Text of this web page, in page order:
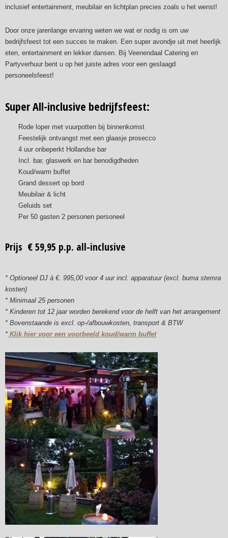
inclusief entertainment, meubilair en lichtplan precies zoals u het wenst!
Door onze jarenlange ervaring weten we wat er nodig is om uw
bedrijfsfeest tot een succes te maken. Een super avondje uit met heerlijk
eten, entertainment en lekker dansen. Bij Veenendaal Catering en
Partyverhuur bent u op het juiste adres voor een geslaagd
personeelsfeest!
Super All-inclusive bedrijfsfeest:
Rode loper met vuurpotten bij binnenkomst
Feestelijk ontvangst met een glaasje prosecco
4 uur onbeperkt Hollandse bar
Incl. bar, glaswerk en bar benodigdheden
Koud/warm buffet
Grand dessert op bord
Meubilair & licht
Geluids set
Per 50 gasten 2 personen personeel
Prijs € 59,95 p.p. all-inclusive
* Optioneel DJ à €. 995,00 voor 4 uur incl. apparatuur (excl. buma stemra
kosten)
* Minimaal 25 personen
* Kinderen tot 12 jaar worden berekend voor de helft van het arrangement
* Bovenstaande is excl. op-/afbouwkosten, transport & BTW
*Klik hier voor een voorbeeld koud/warm buffet